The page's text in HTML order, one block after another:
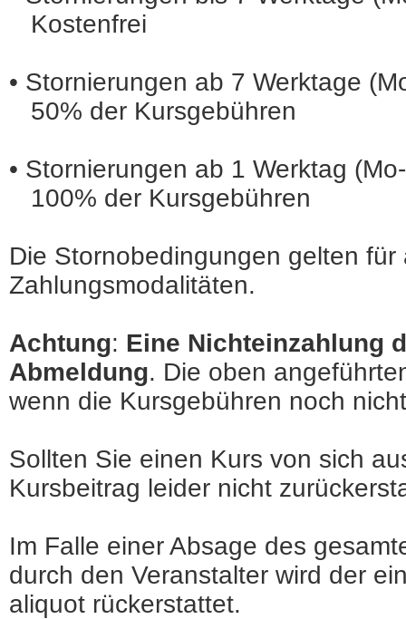
Kostenfrei
• Stornierungen ab 7 Werktage
50% der Kursgebühren
• Stornierungen ab 1 Werktag
100% der Kursgebühren
Die Stornobedingungen gelten
Zahlungsmodalitäten.
Achtung: Eine Nichteinzahlung
Abmeldung. Die oben
wenn die Kursgebühren noch
Sollten Sie einen Kurs von sich
Kursbeitrag leider nicht
Im Falle einer Absage des
durch den Veranstalter wird der
aliquot rückerstattet.